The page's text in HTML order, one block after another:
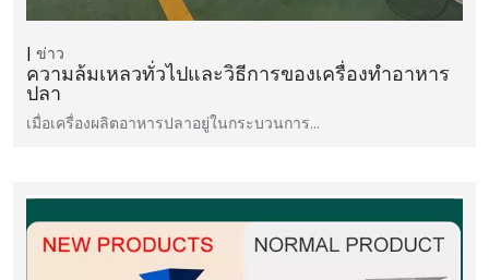
ข่าว
ความล้มเหลวทั่วไปและวิธีการของเครื่องทำอาหาร
ปลา
เมื่อเครื่องผลิตอาหารปลาอยู่ในกระบวนการ…